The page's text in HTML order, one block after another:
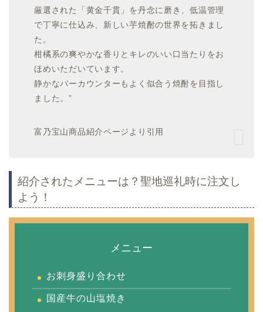
厳選された「黄金千貫」を丹念に磨き、低温管理
で丁寧に仕込み、新しい芋焼酎の世界を拓きまし
た。
柑橘系の爽やかな香りとキレのいい口当たりをお
ほめいただいています。
静かなバーカウンターもよく似合う焼酎を目指し
ました。”
富乃宝山商品紹介ページより引用
紹介されたメニューは？聖地巡礼時に注文し
よう！
メニュー
お刺身盛り合わせ
国産牛の山塩焼き